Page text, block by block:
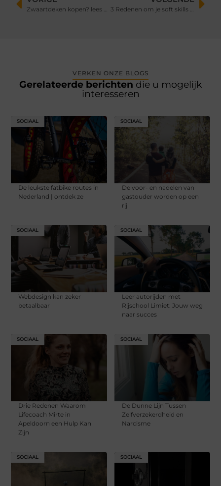
Zwaartdeken kopen? lees mijn ervaring 3 Redenen om je soft skills te verbeteren
VERKEN ONZE BLOGS
Gerelateerde berichten die u mogelijk
interesseren
SOCIAAL
De leukste fatbike routes in
Nederland | ontdek ze
SOCIAAL
De voor- en nadelen van
gastouder worden op een
rij
SOCIAAL
Webdesign kan zeker
betaalbaar
SOCIAAL
Leer autorijden met
Rijschool Limiet: Jouw weg
naar succes
SOCIAAL
Drie Redenen Waarom
Lifecoach Mirte in
Apeldoorn een Hulp Kan
Zijn
SOCIAAL
De Dunne Lijn Tussen
Zelfverzekerdheid en
Narcisme
SOCIAAL SOCIAAL